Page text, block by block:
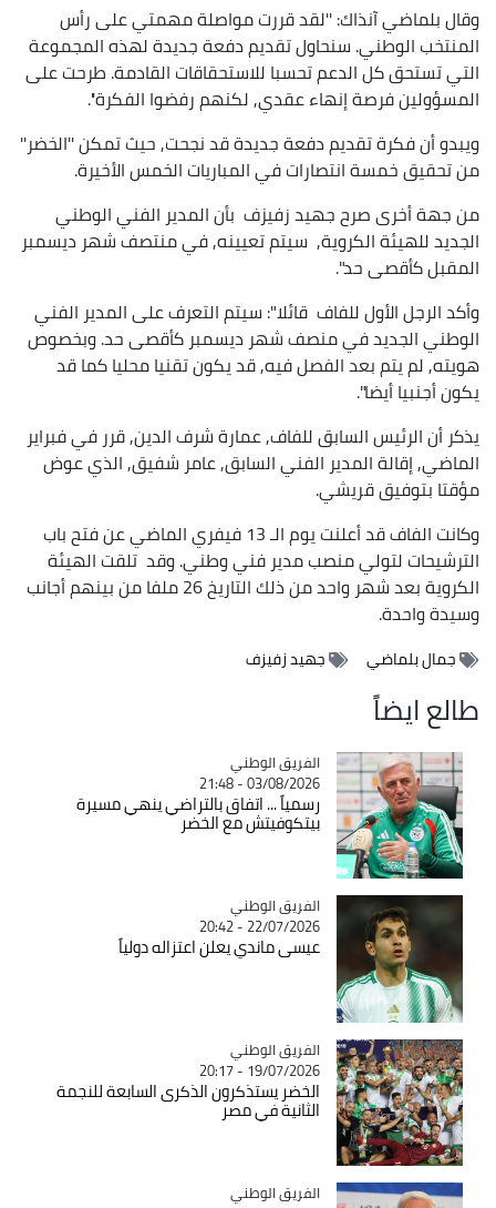
وقال بلماضي آنذاك: ''لقد قررت مواصلة مهمتي على رأس
المنتخب الوطني. سنحاول تقديم دفعة جديدة لهذه المجموعة
التي تستحق كل الدعم تحسبا للاستحقاقات القادمة. طرحت على
المسؤولين فرصة إنهاء عقدي, لكنهم رفضوا الفكرة''.
ويبدو أن فكرة تقديم دفعة جديدة قد نجحت, حيث تمكن ''الخضر''
من تحقيق خمسة انتصارات في المباريات الخمس الأخيرة.
من جهة أخرى صرح جهيد زفيزف بأن المدير الفني الوطني
الجديد للهيئة الكروية, سيتم تعيينه, في منتصف شهر ديسمبر
المقبل كأقصى حد".
وأكد الرجل الأول للفاف قائلا": سيتم التعرف على المدير الفني
الوطني الجديد في منصف شهر ديسمبر كأقصى حد. وبخصوص
هويته, لم يتم بعد الفصل فيه, قد يكون تقنيا محليا كما قد
يكون أجنبيا أيضا".
يذكر أن الرئيس السابق للفاف, عمارة شرف الدين, قرر في فبراير
الماضي, إقالة المدير الفني السابق, عامر شفيق, الذي عوض
مؤقتا بتوفيق قريشي.
وكانت الفاف قد أعلنت يوم الـ 13 فيفري الماضي عن فتح باب
الترشيحات لتولي منصب مدير فني وطني. وقد تلقت الهيئة
الكروية بعد شهر واحد من ذلك التاريخ 26 ملفا من بينهم أجانب
وسيدة واحدة.
جمال بلماضي جهيد زفيزف
طالع ايضاً
Catégorie
الفريق الوطني
03/08/2026 - 21:48
رسمياً ... اتفاق بالتراضي ينهي مسيرة
بيتكوفيتش مع الخضر
Catégorie
الفريق الوطني
22/07/2026 - 20:42
عيسى ماندي يعلن اعتزاله دولياً
Catégorie
الفريق الوطني
19/07/2026 - 20:17
الخضر يستذكرون الذكرى السابعة للنجمة
الثانية في مصر
Catégorie
الفريق الوطني